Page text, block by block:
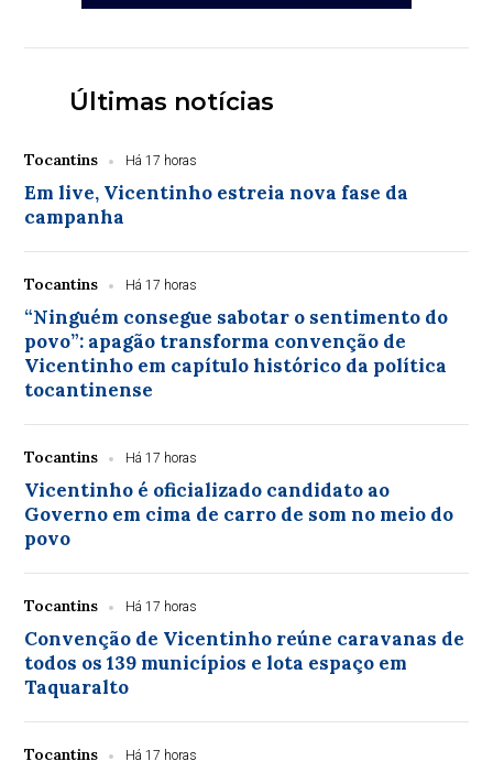
Últimas notícias
Tocantins Há 17 horas
Em live, Vicentinho estreia nova fase da
campanha
Tocantins Há 17 horas
“Ninguém consegue sabotar o sentimento do
povo”: apagão transforma convenção de
Vicentinho em capítulo histórico da política
tocantinense
Tocantins Há 17 horas
Vicentinho é oficializado candidato ao
Governo em cima de carro de som no meio do
povo
Tocantins Há 17 horas
Convenção de Vicentinho reúne caravanas de
todos os 139 municípios e lota espaço em
Taquaralto
Tocantins Há 17 horas